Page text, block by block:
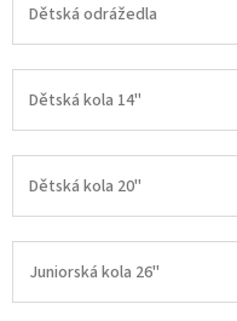
Dětská odrážedla
Dětská kola 14"
Dětská kola 20"
Juniorská kola 26"